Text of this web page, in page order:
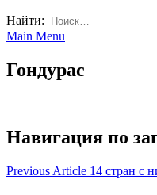
Найти:
Main Menu
Гондурас
Навигация по
Previous Article 14 стран с